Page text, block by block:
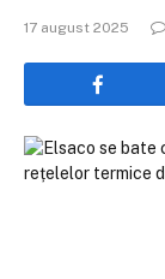
17 august 2025